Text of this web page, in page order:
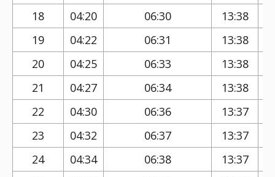
18 04:20 06:30 13:38
19
04:22 06:31 13:38
20
04:25 06:33 13:38
21
04:27 06:34 13:38
22
04:30 06:36 13:37
23
04:32 06:37 13:37
24
04:34 06:38 13:37